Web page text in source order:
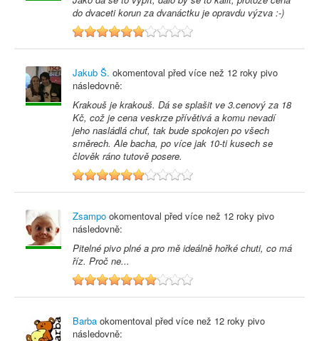
do dvaceti korun za dvanáctku je opravdu výzva :-)
6
Jakub Š. okomentoval před více než 12 roky pivo
následovně:
Krakouš je krakouš. Dá se splašit ve 3.cenový za 18
Kč, což je cena veskrze přívětivá a komu nevadí
jeho nasládlá chuť, tak bude spokojen po všech
směrech. Ale bacha, po více jak 10-ti kusech se
člověk ráno tutově posere.
6
Zsampo okomentoval před více než 12 roky pivo
následovně:
Pitelné pivo plné a pro mě ideálně hořké chuti, co má
říz. Proč ne...
7
Barba okomentoval před více než 12 roky pivo
následovně: